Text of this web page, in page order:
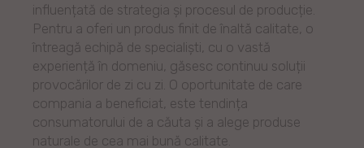
influențată de strategia și procesul de producție.
Pentru a oferi un produs finit de înaltă calitate, o
întreagă echipă de specialiști, cu o vastă
experiență în domeniu, găsesc continuu soluții
provocărilor de zi cu zi. O oportunitate de care
compania a beneficiat, este tendința
consumatorului de a căuta și a alege produse
naturale de cea mai bună calitate.